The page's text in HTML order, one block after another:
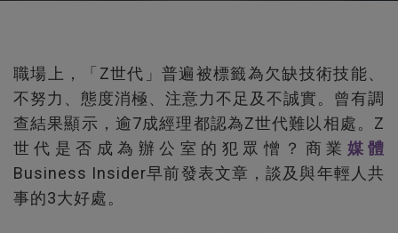
職場上，「Z世代」普遍被標籤為欠缺技術技能、
不努力、態度消極、注意力不足及不誠實。曾有調
查結果顯示，逾7成經理都認為Z世代難以相處。Z
世代是否成為辦公室的犯眾憎？商業 媒體
Business Insider早前發表文章，談及與年輕人共
事的3大好處。